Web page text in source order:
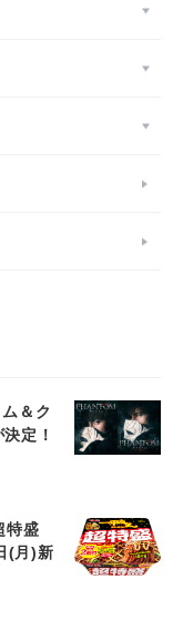
＆ク
定！
特盛
(月)新